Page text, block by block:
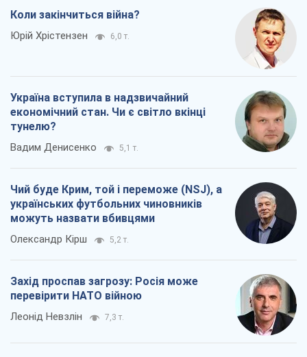
Коли закінчиться війна?
Юрій Хрістензен 6,0 т.
Україна вступила в надзвичайний
економічний стан. Чи є світло вкінці
тунелю?
Вадим Денисенко 5,1 т.
Чий буде Крим, той і переможе (NSJ), а
українських футбольних чиновників
можуть назвати вбивцями
Олександр Кірш 5,2 т.
Захід проспав загрозу: Росія може
перевірити НАТО війною
Леонід Невзлін 7,3 т.